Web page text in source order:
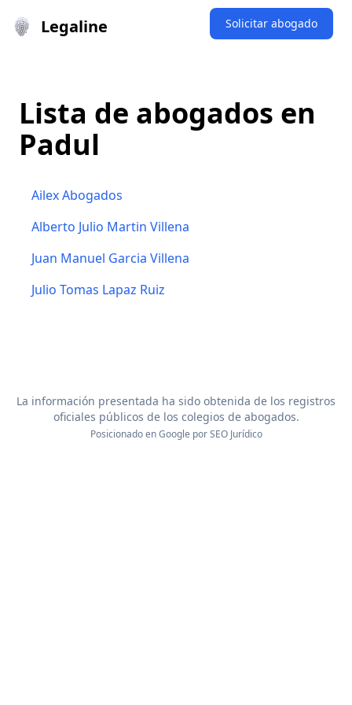
Legaline Solicitar abogado
Lista de abogados en
Padul
Ailex Abogados
Alberto Julio Martin Villena
Juan Manuel Garcia Villena
Julio Tomas Lapaz Ruiz
La información presentada ha sido obtenida de los registros
oficiales públicos de los colegios de abogados.
Posicionado en Google porSEO Jurídico